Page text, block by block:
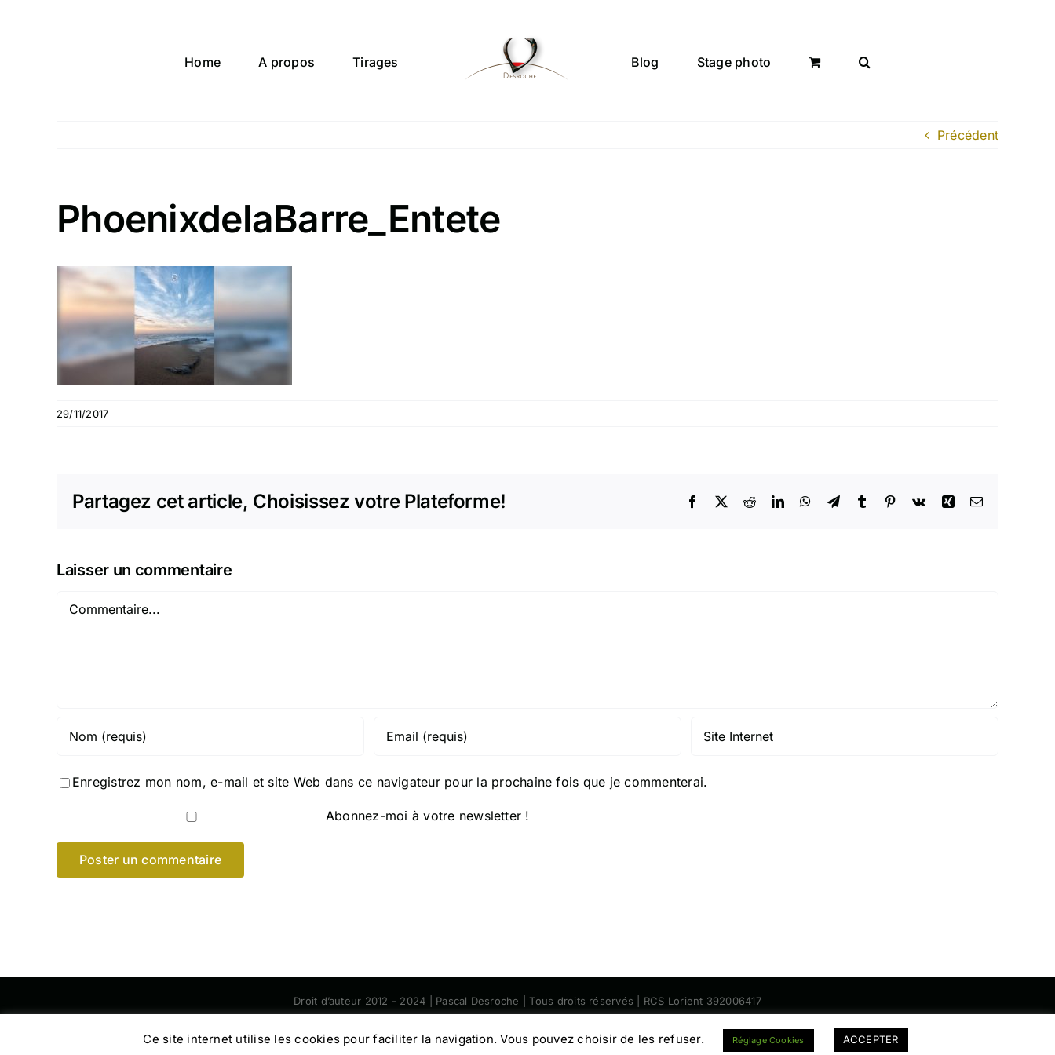
Home A propos Tirages Blog Stage photo
Précédent
PhoenixdelaBarre_Entete
29/11/2017
Partagez cet article, Choisissez votre Plateforme! Facebook
X RedditLinkedInWhatsApp
TelegramTumblr Pinterest
Vk Xing Email
Laisser un commentaire
Commentaire
Enregistrez mon nom, e-mail et site Web dans ce navigateur pour la prochaine fois que je commenterai.
Abonnez-moi à votre newsletter !
Droit d’auteur 2012 - 2024 | Pascal Desroche | Tous droits réservés | RCS Lorient 392006417
FacebookInstagram
Ce site internet utilise les cookies pour faciliter la navigation. Vous pouvez choisir de les refuser. Réglage Cookies ACCEPTER